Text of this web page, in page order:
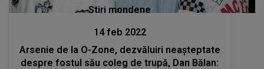
Stiri mondene
14 feb 2022
Arsenie de la O-Zone, dezvăluiri neașteptate
despre fostul său coleg de trupă, Dan Bălan: